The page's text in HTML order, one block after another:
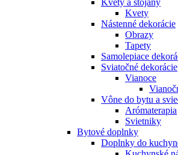
Kvety a stojany
Kvety
Nástenné dekorácie
Obrazy
Tapety
Samolepiace
Sviatočné dekorácie
Vianoce
Vône do bytu a
Arómaterapia
Svietniky
Bytové doplnky
Doplnky do